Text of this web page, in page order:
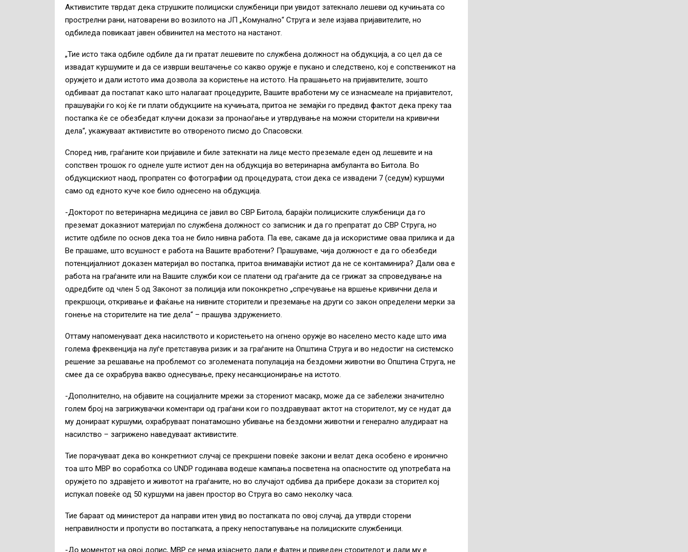
Активистите тврдат дека струшките полициски службеници при увидот затекнало лешеви од кучињата со
прострелни рани, натоварени во возилото на ЈП „Комунално“ Струга и зеле изјава пријавителите, но
одбиледа повикаат јавен обвинител на местото на настанот.
„Тие исто така одбиле одбиле да ги пратат лешевите по службена должност на обдукција, а со цел да се
извадат куршумите и да се изврши вештачење со какво оружје е пукано и следствено, кој е сопственикот на
оружјето и дали истото има дозвола за користење на истото. На прашањето на пријавителите, зошто
одбиваат да постапат како што налагаат процедурите, Вашите вработени му се изнасмеале на пријавителот,
прашувајќи го кој ќе ги плати обдукциите на кучињата, притоа не земајќи го предвид фактот дека преку таа
постапка ќе се обезбедат клучни докази за пронаоѓање и утврдување на можни сторители на кривични
дела“, укажуваат активистите во отвореното писмо до Спасовски.
Според нив, граѓаните кои пријавиле и биле затекнати на лице место преземале еден од лешевите и на
сопствен трошок го однеле уште истиот ден на обдукција во ветеринарна амбуланта во Битола. Во
обдукцискиот наод, пропратен со фотографии од процедурата, стои дека се извадени 7 (седум) куршуми
само од едното куче кое било однесено на обдукција.
-Докторот по ветеринарна медицина се јавил во СВР Битола, барајќи полициските службеници да го
преземат доказниот материјал по службена должност со записник и да го препратат до СВР Струга, но
истите одбиле по основ дека тоа не било нивна работа. Па еве, сакаме да ја искористиме оваа прилика и да
Ве прашаме, што всушност е работа на Вашите вработени? Прашуваме, чија должност е да го обезбеди
потенцијалниот доказен материјал во постапка, притоа внимавајќи истиот да не се контаминира? Дали ова е
работа на граѓаните или на Вашите служби кои се платени од граѓаните да се грижат за спроведување на
одредбите од член 5 од Законот за полиција или поконкретно „спречување на вршење кривични дела и
прекршоци, откривање и фаќање на нивните сторители и преземање на други со закон определени мерки за
гонење на сторителите на тие дела“ – прашува здружението.
Оттаму напоменуваат дека насилството и користењето на огнено оружје во населено место каде што има
голема фреквенција на луѓе претставува ризик и за граѓаните на Општина Струга и во недостиг на системско
решение за решавање на проблемот со зголемената популација на бездомни животни во Општина Струга, не
смее да се охрабрува вакво однесување, преку несанкционирање на истото.
-Дополнително, на објавите на социјалните мрежи за сторениот масакр, може да се забележи значително
голем број на загрижувачки коментари од граѓани кои го поздравуваат актот на сторителот, му се нудат да
му донираат куршуми, охрабруваат понатамошно убивање на бездомни животни и генерално алудираат на
насилство – загрижено наведуваат активистите.
Тие порачуваат дека во конкретниот случај се прекршени повеќе закони и велат дека особено е иронично
тоа што МВР во соработка со UNDP годинава водеше кампања посветена на опасностите од употребата на
оружјето по здравјето и животот на граѓаните, но во случајот одбива да прибере докази за сторител кој
испукал повеќе од 50 куршуми на јавен простор во Струга во само неколку часа.
Тие бараат од министерот да направи итен увид во постапката по овој случај, да утврди сторени
неправилности и пропусти во постапката, а преку непостапување на полициските службеници.
-До моментот на овој допис, МВР се нема изјаснето дали е фатен и приведен сторителот и дали му е